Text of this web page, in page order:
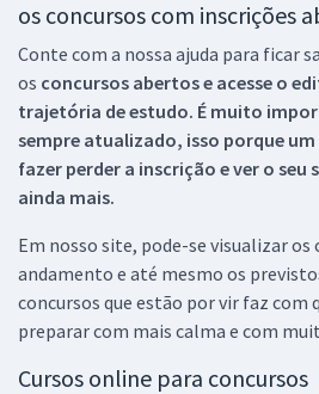
os concursos com inscrições
Conte com a nossa ajuda para ficar
os concursos abertos e acesse o
trajetória de estudo. É muito
sempre atualizado, isso porque
fazer perder a inscrição e ver o seu
ainda mais.
Em nosso site, pode-se visualizar os
andamento e até mesmo os
concursos que estão por vir faz com
preparar com mais calma e com
Cursos online para concursos